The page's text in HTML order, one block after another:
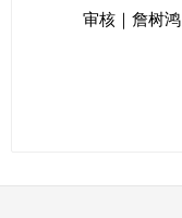
审核｜詹树鸿